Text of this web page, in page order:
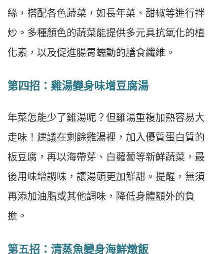
絲，搭配各色蔬菜，如長年菜、甜椒等進行拌
炒。多種顏色的蔬菜能提供多元具抗氧化的植
化素，以及促進腸胃蠕動的膳食纖維。
第四招：雞湯變身味增豆腐湯
年菜怎能少了雞湯呢？但雞湯重複加熱容易大
走味！建議在剩餘雞湯裡，加入優質蛋白質的
板豆腐，再以海帶芽、白蘿蔔等新鮮蔬菜，最
後用味增調味，讓湯頭更加鮮甜。提醒，無須
再添加油脂或其他調味，降低身體額外的負
擔。
第五招：清蒸魚變身海鮮燉飯